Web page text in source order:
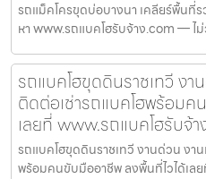
รถแม็คโครขุดบ่อบางนา เคลียร์พื้นที่
หา www.รถแบคโฮรับจ้าง.com — ไ
รถแบคโฮขุดดินราชเทวี งา
ติดต่อเช่ารถแบคโฮพร้อมค
เลยที่ www.รถแบคโฮรับจ้
รถแบคโฮขุดดินราชเทวี งานด่วน งา
พร้อมคนขับมืออาชีพ ลงพื้นที่ไวได้เล